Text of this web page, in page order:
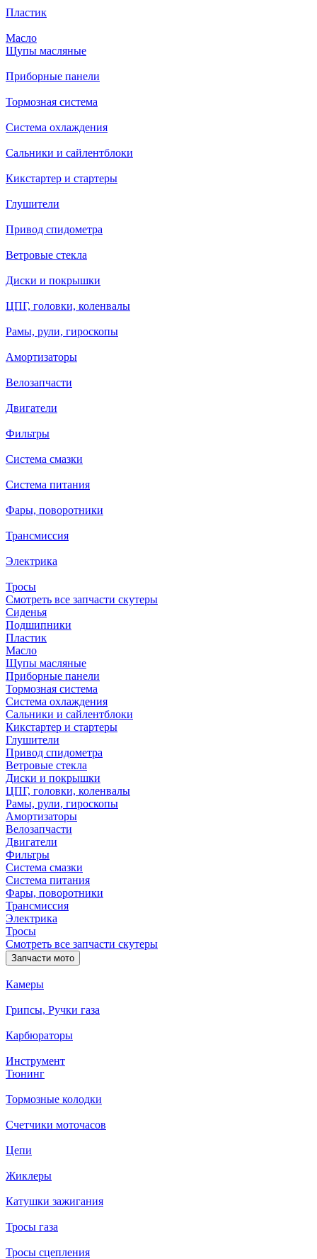
Пластик
Масло
Щупы масляные
Приборные панели
Тормозная система
Система охлаждения
Сальники и сайлентблоки
Кикстартер и стартеры
Глушители
Привод спидометра
Ветровые стекла
Диски и покрышки
ЦПГ, головки, коленвалы
Рамы, рули, гироскопы
Амортизаторы
Велозапчасти
Двигатели
Фильтры
Система смазки
Система питания
Фары, поворотники
Трансмиссия
Электрика
Тросы
Смотреть все запчасти скутеры
Сиденья
Подшипники
Пластик
Масло
Щупы масляные
Приборные панели
Тормозная система
Система охлаждения
Сальники и сайлентблоки
Кикстартер и стартеры
Глушители
Привод спидометра
Ветровые стекла
Диски и покрышки
ЦПГ, головки, коленвалы
Рамы, рули, гироскопы
Амортизаторы
Велозапчасти
Двигатели
Фильтры
Система смазки
Система питания
Фары, поворотники
Трансмиссия
Электрика
Тросы
Смотреть все запчасти скутеры
Запчасти мото
Камеры
Грипсы, Ручки газа
Карбюраторы
Инструмент
Тюнинг
Тормозные колодки
Счетчики моточасов
Цепи
Жиклеры
Катушки зажигания
Тросы газа
Тросы сцепления